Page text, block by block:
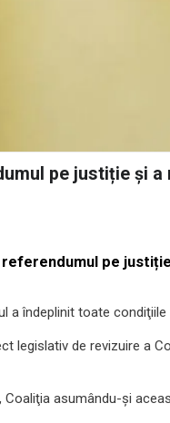
pe justiție și
pe
a îndeplinit toate
legislativ de revizuire a
asumându-şi